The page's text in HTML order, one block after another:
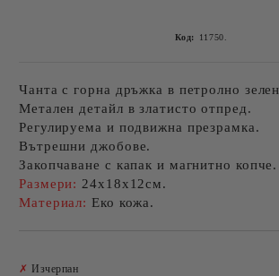
Код: 11750.
Чанта с горна дръжка в петролно
Метален детайл в златисто отпред.
Регулируема и подвижна презрамка.
Вътрешни джобове.
Закопчаване с капак и магнитно копче.
Размери: 24х18х12см.
Материал: Еко кожа.
✗ Изчерпан